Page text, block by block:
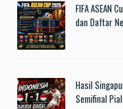
FIFA ASEAN
dan Daftar
Hasil
Semifinal